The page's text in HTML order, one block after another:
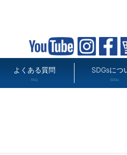
よくある質問
FAQ
SDGsにつ
SDGs